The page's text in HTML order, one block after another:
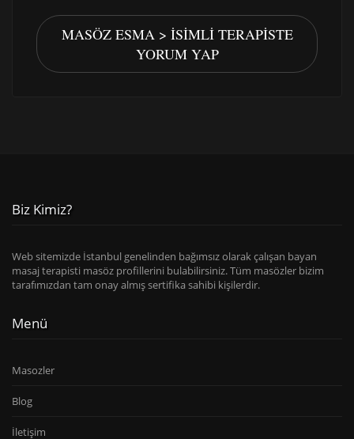
MASÖZ ESMA > İSIMLI TERAPISTE
YORUM YAP
Biz Kimiz?
Web sitemizde İstanbul genelinden bağımsız olarak çalışan bayan
masaj terapisti masöz profillerini bulabilirsiniz. Tüm masözler bizim
tarafımızdan tam onay almış sertifika sahibi kişilerdir.
Menü
Masozler
Blog
İletişim